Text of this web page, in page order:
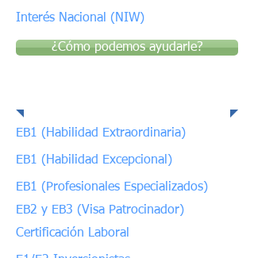
Interés Nacional (NIW)
¿Cómo podemos ayudarle?
EB1 (Habilidad Extraordinaria)
EB1 (Habilidad Excepcional)
EB1 (Profesionales Especializados)
EB2 y EB3 (Visa Patrocinador)
Certificación Laboral